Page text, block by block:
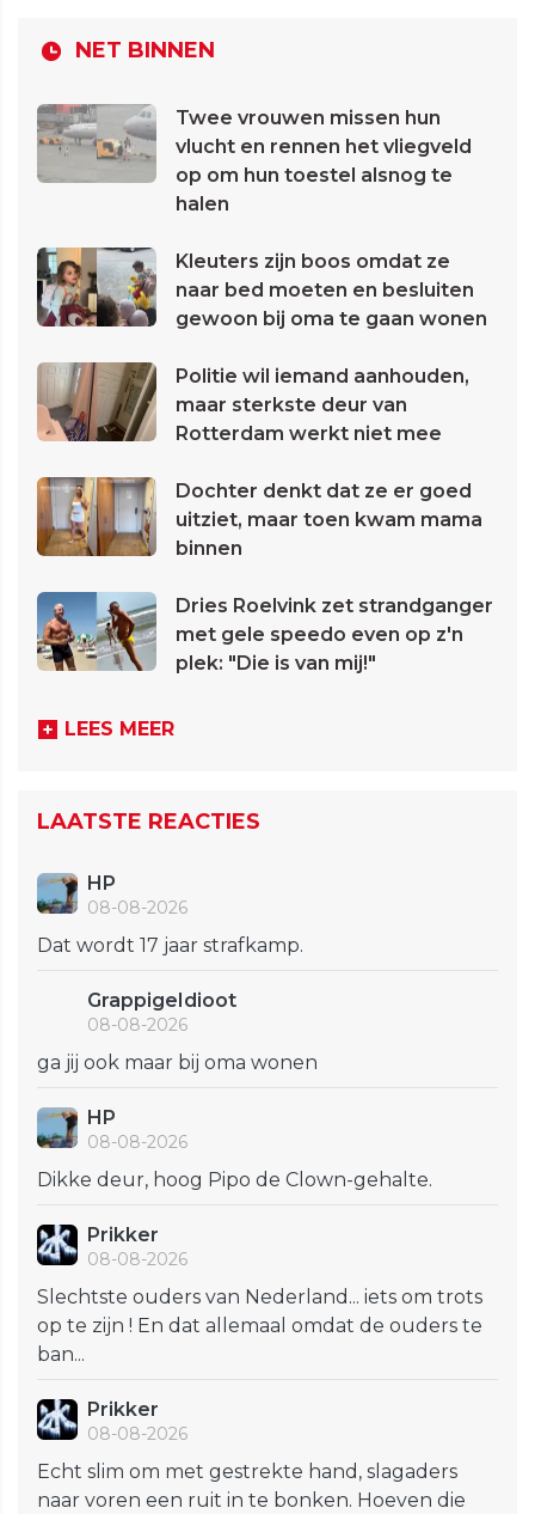
NET BINNEN
Twee vrouwen missen hun
vlucht en rennen het vliegveld
op om hun toestel alsnog te
halen
Kleuters zijn boos omdat ze
naar bed moeten en besluiten
gewoon bij oma te gaan wonen
Politie wil iemand aanhouden,
maar sterkste deur van
Rotterdam werkt niet mee
Dochter denkt dat ze er goed
uitziet, maar toen kwam mama
binnen
Dries Roelvink zet strandganger
met gele speedo even op z'n
plek: "Die is van mij!"
LEES MEER
LAATSTE REACTIES
HP
08-08-2026
Dat wordt 17 jaar strafkamp.
GrappigeIdioot
08-08-2026
ga jij ook maar bij oma wonen
HP
08-08-2026
Dikke deur, hoog Pipo de Clown-gehalte.
Prikker
08-08-2026
Slechtste ouders van Nederland... iets om trots
op te zijn ! En dat allemaal omdat de ouders te
ban...
Prikker
08-08-2026
Echt slim om met gestrekte hand, slagaders
naar voren een ruit in te bonken. Hoeven die